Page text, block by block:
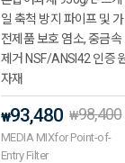
일 축척 방지 파이프 및 가
전제품 보호 염소, 중금속
제거 NSF/ANSI42 인증
자재
₩93,480 ₩98,400
MEDIA MIXfor Point-of-
Entry Filter